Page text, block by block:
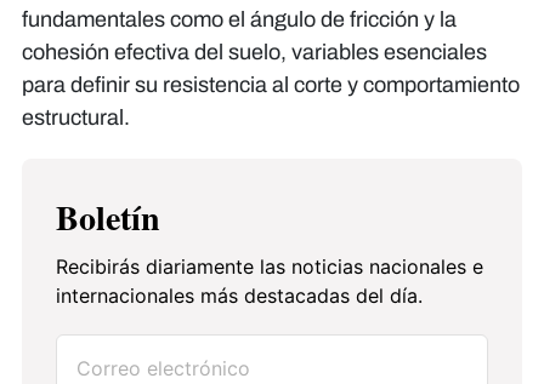
fundamentales como el ángulo de fricción y la
cohesión efectiva del suelo, variables esenciales
para definir su resistencia al corte y comportamiento
estructural.
Boletín
Recibirás diariamente las noticias nacionales e
internacionales más destacadas del día.